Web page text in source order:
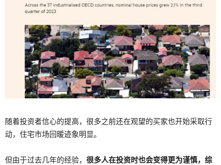
随着投资者信心的提高，很多之前还在观望的买家也开始采取行
动，住宅市场回暖迹象明显。
但由于过去几年的经验， 很多人在投资时也会变得更为谨慎，综